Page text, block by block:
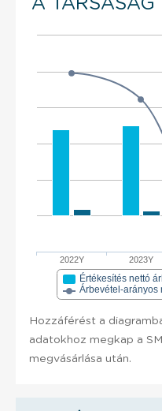
2022Y 2023Y
Értékesítés nettó
Árbevétel-arányos
Hozzáférést a
adatokhoz megkap a
megvásárlása után.